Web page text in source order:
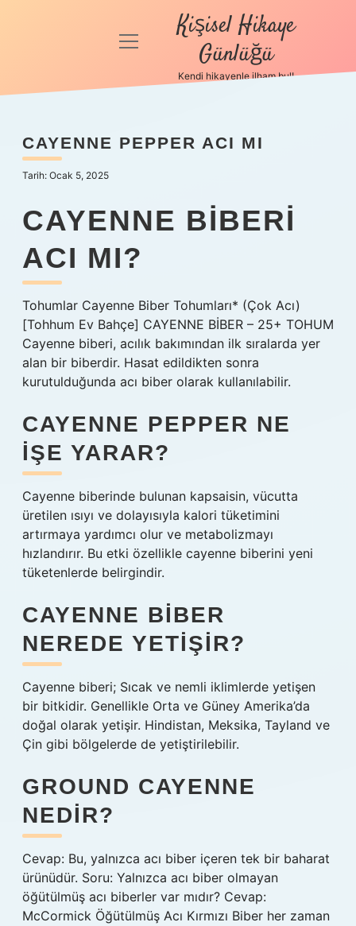
Anasayfa
Politikası
Yasal Uyarı
Hakkımızda
menüyü
Kişisel Hikaye
Günlüğü
Kendi hikayenle ilham bul!
CAYENNE PEPPER ACI MI
Tarih: Ocak 5, 2025
CAYENNE BIBERI
ACI MI?
Tohumlar Cayenne Biber Tohumları* (Çok Acı)
[Tohhum Ev Bahçe] CAYENNE BİBER – 25+ TOHUM
Cayenne biberi, acılık bakımından ilk sıralarda yer
alan bir biberdir. Hasat edildikten sonra
kurutulduğunda acı biber olarak kullanılabilir.
CAYENNE PEPPER NE
IŞE YARAR?
Cayenne biberinde bulunan kapsaisin, vücutta
üretilen ısıyı ve dolayısıyla kalori tüketimini
artırmaya yardımcı olur ve metabolizmayı
hızlandırır. Bu etki özellikle cayenne biberini yeni
tüketenlerde belirgindir.
CAYENNE BIBER
NEREDE YETIŞIR?
Cayenne biberi; Sıcak ve nemli iklimlerde yetişen
bir bitkidir. Genellikle Orta ve Güney Amerika’da
doğal olarak yetişir. Hindistan, Meksika, Tayland ve
Çin gibi bölgelerde de yetiştirilebilir.
GROUND CAYENNE
NEDIR?
Cevap: Bu, yalnızca acı biber içeren tek bir baharat
ürünüdür. Soru: Yalnızca acı biber olmayan
öğütülmüş acı biberler var mıdır? Cevap:
McCormick Öğütülmüş Acı Kırmızı Biber her zaman